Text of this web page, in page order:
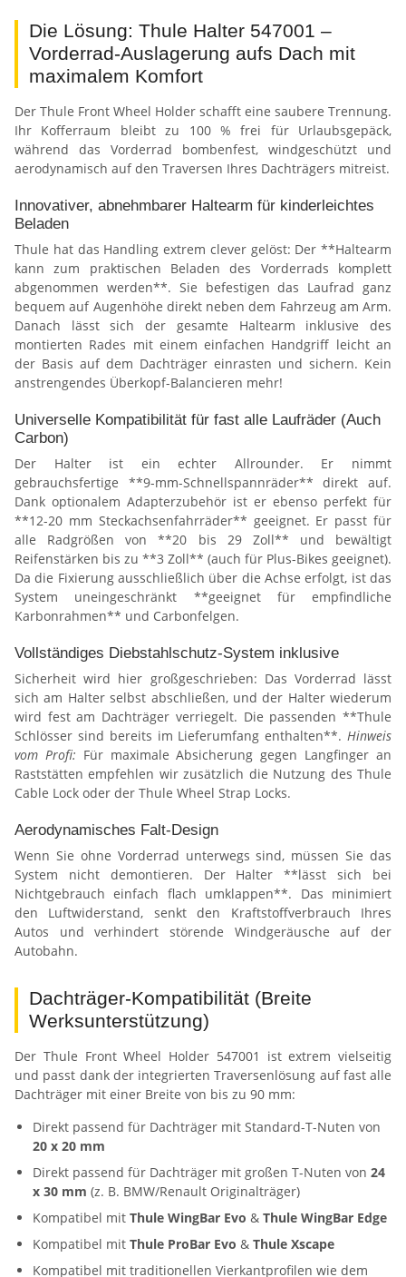
Die Lösung: Thule Halter 547001 –
Vorderrad-Auslagerung aufs Dach mit
maximalem Komfort
Der Thule Front Wheel Holder schafft eine saubere Trennung.
Ihr Kofferraum bleibt zu 100 % frei für Urlaubsgepäck,
während das Vorderrad bombenfest, windgeschützt und
aerodynamisch auf den Traversen Ihres Dachträgers mitreist.
Innovativer, abnehmbarer Haltearm für kinderleichtes
Beladen
Thule hat das Handling extrem clever gelöst: Der **Haltearm
kann zum praktischen Beladen des Vorderrads komplett
abgenommen werden**. Sie befestigen das Laufrad ganz
bequem auf Augenhöhe direkt neben dem Fahrzeug am Arm.
Danach lässt sich der gesamte Haltearm inklusive des
montierten Rades mit einem einfachen Handgriff leicht an
der Basis auf dem Dachträger einrasten und sichern. Kein
anstrengendes Überkopf-Balancieren mehr!
Universelle Kompatibilität für fast alle Laufräder (Auch
Carbon)
Der Halter ist ein echter Allrounder. Er nimmt
gebrauchsfertige **9-mm-Schnellspannräder** direkt auf.
Dank optionalem Adapterzubehör ist er ebenso perfekt für
**12-20 mm Steckachsenfahrräder** geeignet. Er passt für
alle Radgrößen von **20 bis 29 Zoll** und bewältigt
Reifenstärken bis zu **3 Zoll** (auch für Plus-Bikes geeignet).
Da die Fixierung ausschließlich über die Achse erfolgt, ist das
System uneingeschränkt **geeignet für empfindliche
Karbonrahmen** und Carbonfelgen.
Vollständiges Diebstahlschutz-System inklusive
Sicherheit wird hier großgeschrieben: Das Vorderrad lässt
sich am Halter selbst abschließen, und der Halter wiederum
wird fest am Dachträger verriegelt. Die passenden **Thule
Schlösser sind bereits im Lieferumfang enthalten**. Hinweis
vom Profi: Für maximale Absicherung gegen Langfinger an
Raststätten empfehlen wir zusätzlich die Nutzung des Thule
Cable Lock oder der Thule Wheel Strap Locks.
Aerodynamisches Falt-Design
Wenn Sie ohne Vorderrad unterwegs sind, müssen Sie das
System nicht demontieren. Der Halter **lässt sich bei
Nichtgebrauch einfach flach umklappen**. Das minimiert
den Luftwiderstand, senkt den Kraftstoffverbrauch Ihres
Autos und verhindert störende Windgeräusche auf der
Autobahn.
Dachträger-Kompatibilität (Breite
Werksunterstützung)
Der Thule Front Wheel Holder 547001 ist extrem vielseitig
und passt dank der integrierten Traversenlösung auf fast alle
Dachträger mit einer Breite von bis zu 90 mm:
Direkt passend für Dachträger mit Standard-T-Nuten von
20 x 20 mm
Direkt passend für Dachträger mit großen T-Nuten von 24
x 30 mm (z. B. BMW/Renault Originalträger)
Kompatibel mit Thule WingBar Evo & Thule WingBar Edge
Kompatibel mit Thule ProBar Evo & Thule Xscape
Kompatibel mit traditionellen Vierkantprofilen wie dem